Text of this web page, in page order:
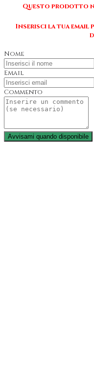
Questo prodotto
Inserisci la tua email
Nome
Email
Commento
Avvisami quando disponibile